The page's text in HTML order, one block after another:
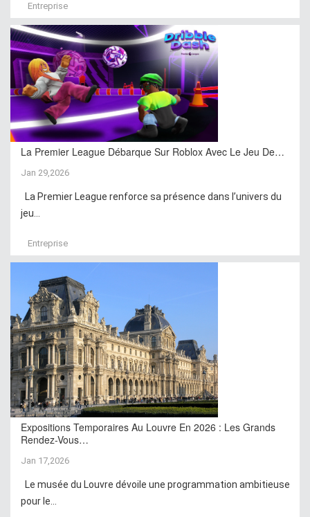
Entreprise
La Premier League Débarque Sur Roblox Avec Le Jeu De…
Jan 29,2026
La Premier League renforce sa présence dans l’univers du
jeu...
Entreprise
Expositions Temporaires Au Louvre En 2026 : Les Grands
Rendez-Vous…
Jan 17,2026
Le musée du Louvre dévoile une programmation ambitieuse
pour le...